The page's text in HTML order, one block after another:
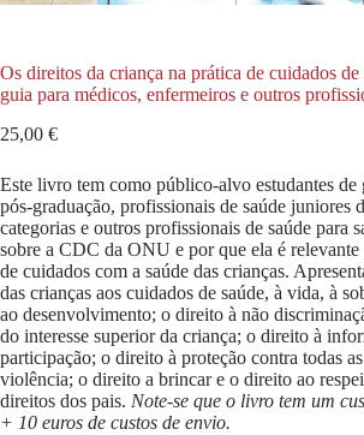
Os direitos da criança na prática de cuidados
guia para médicos, enfermeiros e outros
25,00 €
Este livro tem como público-alvo estudantes de
pós-graduação, profissionais de saúde juniores
categorias e outros profissionais de saúde para
sobre a CDC da ONU e por que ela é relevante
de cuidados com a saúde das crianças.
das crianças aos cuidados de saúde, à vida, à
ao desenvolvimento; o direito à não
do interesse superior da criança; o direito à
participação; o direito à proteção contra todas
violência; o direito a brincar e o direito ao
direitos dos pais. Note-se que o livro tem um
+ 10 euros de custos de envio.